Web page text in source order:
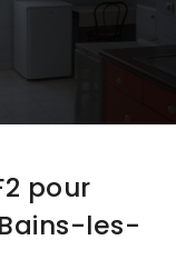
pour
les-